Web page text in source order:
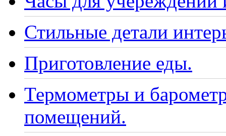
Стильные детали
Приготовление еды.
Термометры и
помещений.